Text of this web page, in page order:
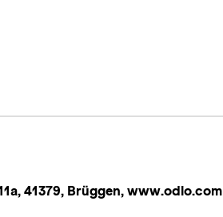
41379, Brüggen, www.odlo.com